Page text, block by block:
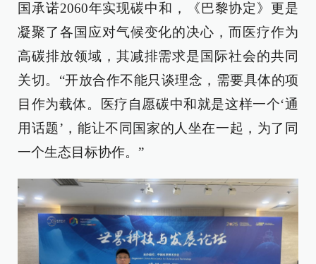
国承诺2060年实现碳中和，《巴黎协定》更是
凝聚了各国应对气候变化的决心，而医疗作为
高碳排放领域，其减排需求是国际社会的共同
关切。“开放合作不能只谈理念，需要具体的项
目作为载体。医疗自愿碳中和就是这样一个‘通
用话题’，能让不同国家的人坐在一起，为了同
一个生态目标协作。”